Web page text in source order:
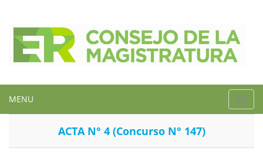
MENU
ACTA N° 4 (Concurso N° 147)